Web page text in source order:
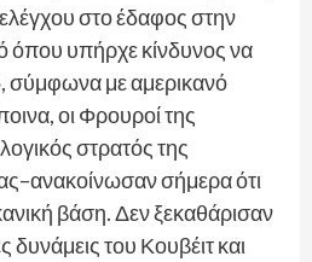
στο έδαφος στην
υπήρχε κίνδυνος να
σύμφωνα με αμερικανό
οι Φρουροί της
στρατός της
σήμερα ότι
βάση. Δεν ξεκαθάρισαν
του Κουβέιτ και